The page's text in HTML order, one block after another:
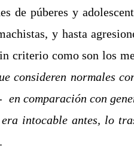
de púberes y
y hasta
criterio como son los
normales
en comparación con
intocable antes, lo